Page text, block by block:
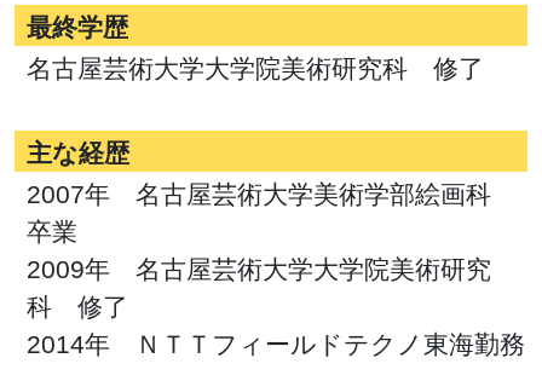
最終学歴
名古屋芸術大学大学院美術研究科 修了
主な経歴
2007年 名古屋芸術大学美術学部絵画科
卒業
2009年 名古屋芸術大学大学院美術研究
科 修了
2014年 ＮＴＴフィールドテクノ東海勤務